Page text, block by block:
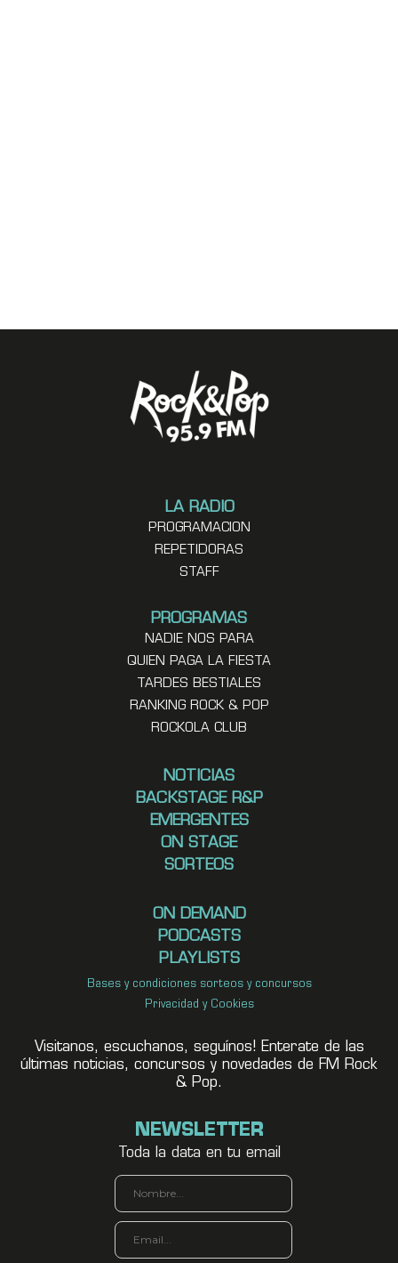
LA RADIO
PROGRAMACION
REPETIDORAS
STAFF
PROGRAMAS
NADIE NOS PARA
QUIEN PAGA LA FIESTA
TARDES BESTIALES
RANKING ROCK & POP
ROCKOLA CLUB
NOTICIAS
BACKSTAGE R&P
EMERGENTES
ON STAGE
SORTEOS
ON DEMAND
PODCASTS
PLAYLISTS
Bases y condiciones sorteos y concursos
Privacidad y Cookies
Visitanos, escuchanos, seguínos! Enterate de las
últimas noticias, concursos y novedades de FM Rock
& Pop.
NEWSLETTER
Toda la data en tu email